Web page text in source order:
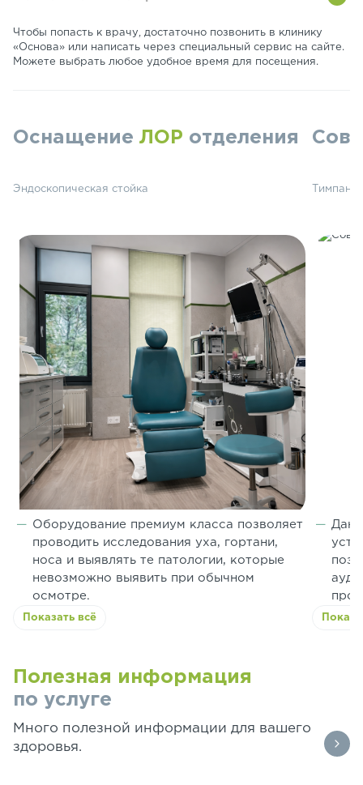
Чтобы попасть к врачу, достаточно позвонить в клинику
«Основа» или написать через специальный сервис на сайте.
Можете выбрать любое удобное время для посещения.
Оснащение ЛОР отделения
Эндоскопическая стойка
Оборудование премиум класса позволяет
проводить исследования уха, гортани,
носа и выявлять те патологии, которые
невозможно выявить при обычном
осмотре.
Показать всё
Полезная информация
по услуге
Много полезной информации для вашего
здоровья.